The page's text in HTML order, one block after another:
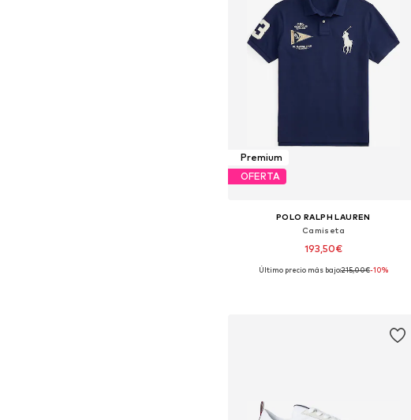
Premium
OFERTA
POLO RALPH LAUREN
Camiseta
193,50€
Tallas disponibles: XS, S, M, L, XL, XXL
Último precio más bajo:215,00€-10%